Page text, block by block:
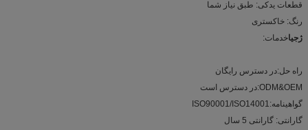
قطعات یدکی: طبق نیاز شما
رنگ: خاکستری
ژجیاخدمات:
راه حل:در دسترس رایگان
ODM&OEM:در دسترس است
گواهینامه:ISO90001/ISO14001
گارانتی: گارانتی 5 سال